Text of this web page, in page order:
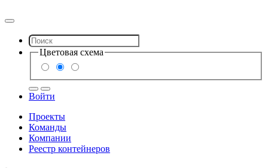
Цветовая схема
Войти
Проекты
Команды
Компании
Реестр контейнеров